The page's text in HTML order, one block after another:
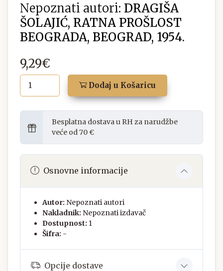
Nepoznati autori: DRAGIŠA
ŠOLAJIĆ, RATNA PROŠLOST
BEOGRADA, BEOGRAD, 1954.
9,29€
Dodaj u Košaricu
Besplatna dostava u RH za narudžbe
veće od 70 €
Osnovne informacije
Autor: Nepoznati autori
Nakladnik: Nepoznati izdavač
Dostupnost: 1
Šifra: -
Opcije dostave